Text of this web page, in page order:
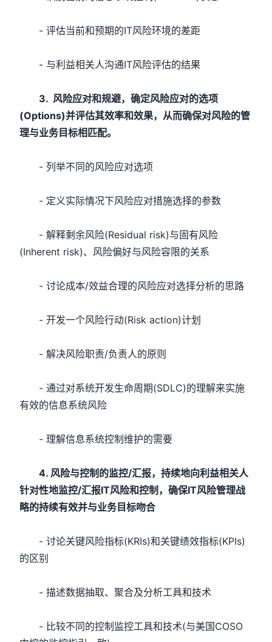
- 评估当前和预期的IT风险环境的差距
- 与利益相关人沟通IT风险评估的结果
3. 风险应对和规避，确定风险应对的选项
(Options)并评估其效率和效果，从而确保对风险的管
理与业务目标相匹配。
- 列举不同的风险应对选项
- 定义实际情况下风险应对措施选择的参数
- 解释剩余风险(Residual risk)与固有风险
(Inherent risk)、风险偏好与风险容限的关系
- 讨论成本/效益合理的风险应对选择分析的思路
- 开发一个风险行动(Risk action)计划
- 解决风险职责/负责人的原则
- 通过对系统开发生命周期(SDLC)的理解来实施
有效的信息系统风险
- 理解信息系统控制维护的需要
4. 风险与控制的监控/汇报，持续地向利益相关人
针对性地监控/汇报IT风险和控制，确保IT风险管理战
略的持续有效并与业务目标吻合
- 讨论关键风险指标(KRIs)和关键绩效指标(KPIs)
的区别
- 描述数据抽取、聚合及分析工具和技术
- 比较不同的控制监控工具和技术(与美国COSO